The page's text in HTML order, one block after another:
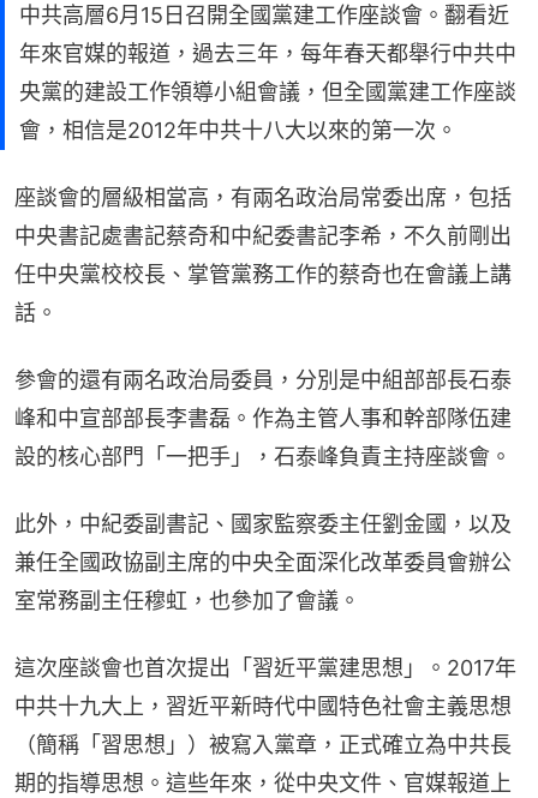
中共高層6月15日召開全國黨建工作座談會。翻看近
年來官媒的報道，過去三年，每年春天都舉行中共中
央黨的建設工作領導小組會議，但全國黨建工作座談
會，相信是2012年中共十八大以來的第一次。
座談會的層級相當高，有兩名政治局常委出席，包括
中央書記處書記蔡奇和中紀委書記李希，不久前剛出
任中央黨校校長、掌管黨務工作的蔡奇也在會議上講
話。
參會的還有兩名政治局委員，分別是中組部部長石泰
峰和中宣部部長李書磊。作為主管人事和幹部隊伍建
設的核心部門「一把手」，石泰峰負責主持座談會。
此外，中紀委副書記、國家監察委主任劉金國，以及
兼任全國政協副主席的中央全面深化改革委員會辦公
室常務副主任穆虹，也參加了會議。
這次座談會也首次提出「習近平黨建思想」。2017年
中共十九大上，習近平新時代中國特色社會主義思想
（簡稱「習思想」）被寫入黨章，正式確立為中共長
期的指導思想。這些年來，從中央文件、官媒報道上